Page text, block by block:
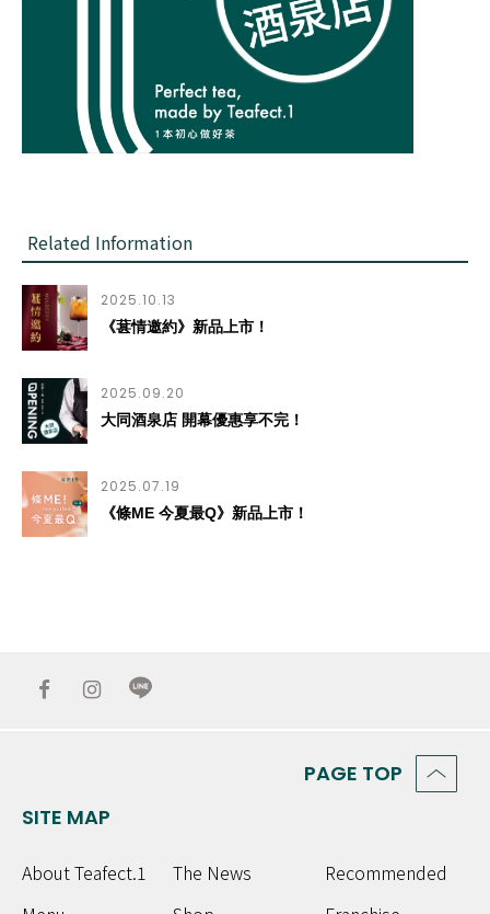
Related Information
2025.10.13
《葚情邀約》新品上市！
2025.09.20
大同酒泉店 開幕優惠享不完！
2025.07.19
《條ME 今夏最Q》新品上市！
SITE MAP
About Teafect.1 The News
Recommended
PAGE TOP